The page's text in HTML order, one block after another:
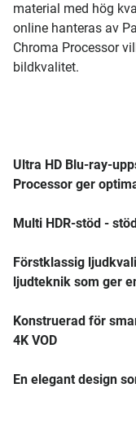
material med hög
online hanteras av
Chroma Processor
bildkvalitet.
Ultra HD Blu-ray-
Processor ger
Multi HDR-stöd -
Förstklassig
ljudteknik som ger
Konstruerad för
4K VOD
En elegant design